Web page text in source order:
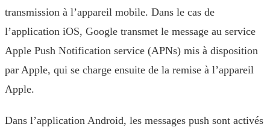
transmission à l’appareil mobile. Dans le cas de
l’application iOS, Google transmet le message au service
Apple Push Notification service (APNs) mis à disposition
par Apple, qui se charge ensuite de la remise à l’appareil
Apple.
Dans l’application Android, les messages push sont activés